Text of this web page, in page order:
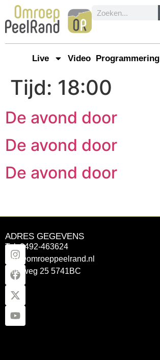
Live Video Programmering
Tijd: 18:00
De avond door
De avond door
De avond door
ADRES GEGEVENS
Tel: 0492-463624
info@omroeppeelrand.nl
Otterweg 25 5741BC